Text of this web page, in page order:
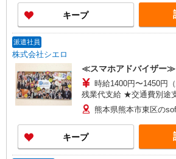
残業代 2万3,000円以上
キープ
派遣社員
株式会社シエロ
≪スマホアドバイザー≫
時給1400円〜1450円
残業代支給 ★交通費別途支
+゜・。○。・゜+゜・。○
万円支給(規定有) お友達を紹介頂くと, インセンテ
ィブ支給(規定有) ★月2回払い・週払い可能（規程
有）★ ゜・。○。・゜+゜
熊本県熊本市東区の
キープ